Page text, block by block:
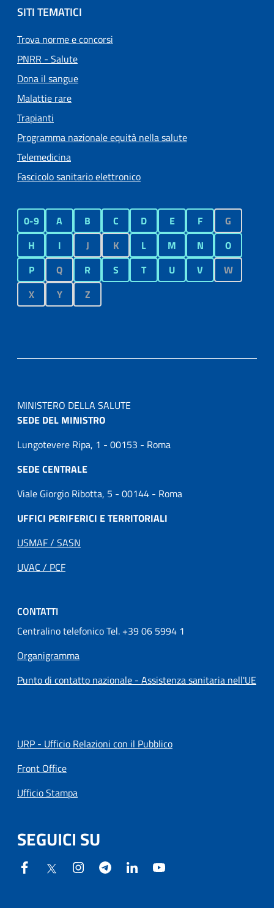
SITI TEMATICI
Trova norme e concorsi
PNRR - Salute
Dona il sangue
Malattie rare
Trapianti
Programma nazionale equità nella salute
Telemedicina
Fascicolo sanitario elettronico
0-9 A B C D E F
G
H
I J K L M N
O
P
Q R S T U V
W
X
Y Z
MINISTERO DELLA SALUTE
SEDE DEL MINISTRO
Lungotevere Ripa, 1 - 00153 - Roma
SEDE CENTRALE
Viale Giorgio Ribotta, 5 - 00144 - Roma
UFFICI PERIFERICI E TERRITORIALI
USMAF / SASN
UVAC / PCF
CONTATTI
Centralino telefonico Tel. +39 06 5994 1
Organigramma
Punto di contatto nazionale - Assistenza sanitaria nell'UE
URP - Ufficio Relazioni con il Pubblico
Front Office
Ufficio Stampa
SEGUICI SU